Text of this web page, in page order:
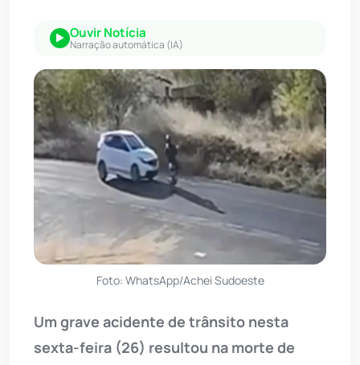
Ouvir Notícia
Narração automática (IA)
Foto: WhatsApp/Achei Sudoeste
Um grave acidente de trânsito nesta
sexta-feira (26) resultou na morte de